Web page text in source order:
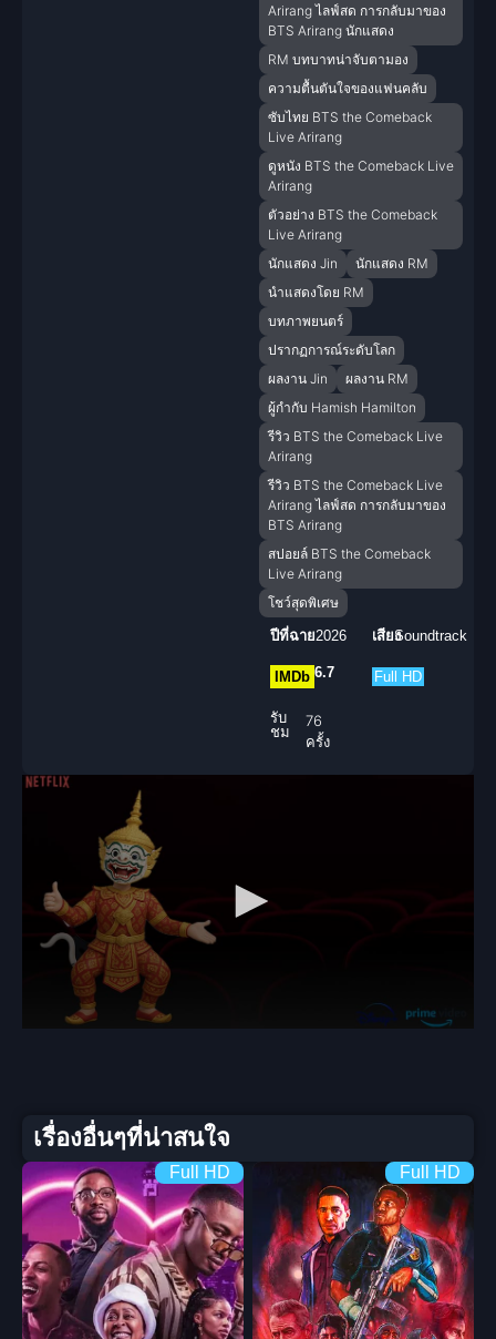
Arirang ไลฟ์สด การกลับมาของ
BTS Arirang นักแสดง
RM บทบาทน่าจับตามอง
ความตื้นตันใจของแฟนคลับ
ซับไทย BTS the Comeback
Live Arirang
ดูหนัง BTS the Comeback Live
Arirang
ตัวอย่าง BTS the Comeback
Live Arirang
นักแสดง Jin
นักแสดง RM
นำแสดงโดย RM
บทภาพยนตร์
ปรากฏการณ์ระดับโลก
ผลงาน Jin
ผลงาน RM
ผู้กำกับ Hamish Hamilton
รีวิว BTS the Comeback Live
Arirang
รีวิว BTS the Comeback Live
Arirang ไลฟ์สด การกลับมาของ
BTS Arirang
สปอยล์ BTS the Comeback
Live Arirang
โชว์สุดพิเศษ
ปีที่ฉาย2026 เสียงSoundtrack
IMDb 6.7 Full HD
รับ
ชม
76
ครั้ง
เรื่องอื่นๆที่น่าสนใจ
Full HD Full HD